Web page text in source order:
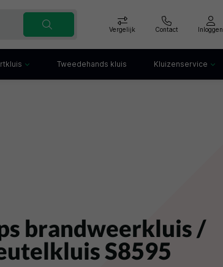
Vergelijk Contact Inloggen
Tweedehands kluis Kluizenservice
brandweerkluis /
S8595